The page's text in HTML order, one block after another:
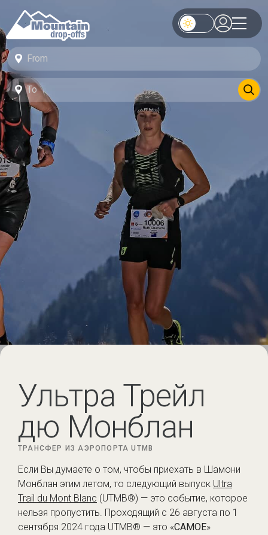
Ультра Трейл
дю Монблан
ТРАНСФЕР ИЗ АЭРОПОРТА UTMB
Если Вы думаете о том, чтобы приехать в Шамони
Монблан этим летом, то следующий выпуск Ultra
Trail du Mont Blanc (UTMB®) — это событие, которое
нельзя пропустить. Проходящий с 26 августа по 1
сентября 2024 года UTMB® — это «САМОЕ»